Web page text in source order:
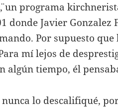
un programa
donde Javier Gonzalez
Por supuesto
mí lejos de
algún tiempo, él
lo descalifiqué,